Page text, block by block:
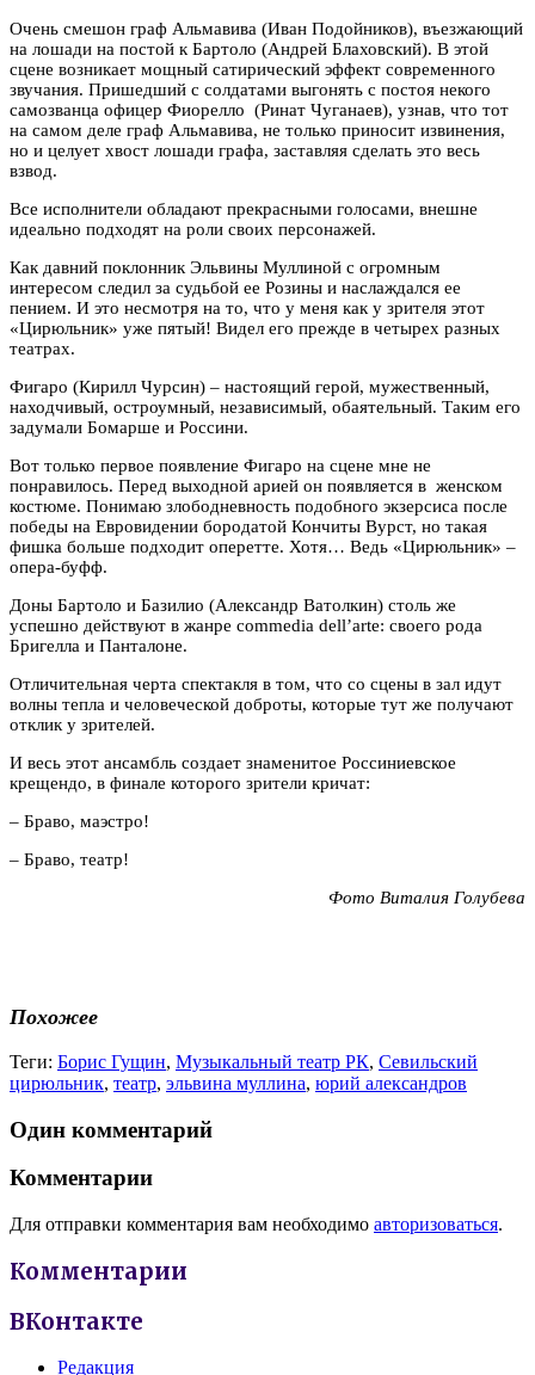
Очень смешон граф Альмавива (Иван Подойников), въезжающий
на лошади на постой к Бартоло (Андрей Блаховский). В этой
сцене возникает мощный сатирический эффект современного
звучания. Пришедший с солдатами выгонять с постоя некого
самозванца офицер Фиорелло (Ринат Чуганаев), узнав, что тот
на самом деле граф Альмавива, не только приносит извинения,
но и целует хвост лошади графа, заставляя сделать это весь
взвод.
Все исполнители обладают прекрасными голосами, внешне
идеально подходят на роли своих персонажей.
Как давний поклонник Эльвины Муллиной с огромным
интересом следил за судьбой ее Розины и наслаждался ее
пением. И это несмотря на то, что у меня как у зрителя этот
«Цирюльник» уже пятый! Видел его прежде в четырех разных
театрах.
Фигаро (Кирилл Чурсин) – настоящий герой, мужественный,
находчивый, остроумный, независимый, обаятельный. Таким его
задумали Бомарше и Россини.
Вот только первое появление Фигаро на сцене мне не
понравилось. Перед выходной арией он появляется в женском
костюме. Понимаю злободневность подобного экзерсиса после
победы на Евровидении бородатой Кончиты Вурст, но такая
фишка больше подходит оперетте. Хотя… Ведь «Цирюльник» –
опера-буфф.
Доны Бартоло и Базилио (Александр Ватолкин) столь же
успешно действуют в жанре commedia dell’arte: своего рода
Бригелла и Панталоне.
Отличительная черта спектакля в том, что со сцены в зал идут
волны тепла и человеческой доброты, которые тут же получают
отклик у зрителей.
И весь этот ансамбль создает знаменитое Россиниевское
крещендо, в финале которого зрители кричат:
– Браво, маэстро!
– Браво, театр!
Фото Виталия Голубева
Похожее
Теги: Борис Гущин, Музыкальный театр РК, Севильский
цирюльник, театр, эльвина муллина, юрий александров
Один комментарий
Комментарии
Для отправки комментария вам необходимо авторизоваться.
Комментарии
ВКонтакте
Редакция